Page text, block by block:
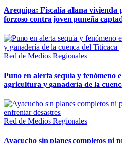
Arequipa: Fiscalía allana vivienda
forzoso contra joven puneña
Red de Medios Regionales
Puno en alerta sequía y fenómeno
agricultura y ganadería de la
Red de Medios Regionales
Ayacucho sin planes completos ni